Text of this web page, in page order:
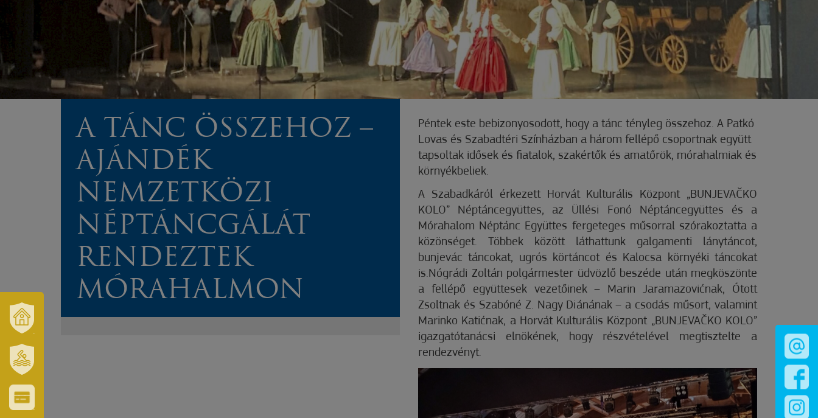
ÉS
TÉRSÉGÜNK
ERZSÉBET
GYÓGYFÜRDŐ
A TÁNC ÖSSZEHOZ –
AJÁNDÉK
NEMZETKÖZI
NÉPTÁNCGÁLÁT
RENDEZTEK
MÓRAHALMON
Péntek este bebizonyosodott, hogy a tánc tényleg összehoz. A Patkó
Lovas és Szabadtéri Színházban a három fellépő csoportnak együtt
tapsoltak idősek és fiatalok, szakértők és amatőrök, mórahalmiak és
környékbeliek.
A Szabadkáról érkezett Horvát Kulturális Központ „BUNJEVAČKO
KOLO” Néptáncegyüttes, az Üllési Fonó Néptáncegyüttes és a
Mórahalom Néptánc Együttes fergeteges műsorral szórakoztatta a
közönséget. Többek között láthattunk galgamenti lánytáncot,
bunjevác táncokat, ugrós körtáncot és Kalocsa környéki táncokat
is.Nógrádi Zoltán polgármester üdvözlő beszéde után megköszönte
a fellépő együttesek vezetőinek – Marin Jaramazovićnak, Ótott
Zsoltnak és Szabóné Z. Nagy Diánának – a csodás műsort, valamint
Marinko Katićnak, a Horvát Kulturális Központ „BUNJEVAČKO KOLO”
igazgatótanácsi elnökének, hogy részvételével megtisztelte a
rendezvényt.